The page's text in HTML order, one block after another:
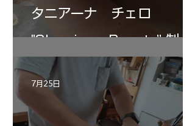
タニアーナ チェロ
"Sleeping・Beauty” 制作
記 30
7月25日